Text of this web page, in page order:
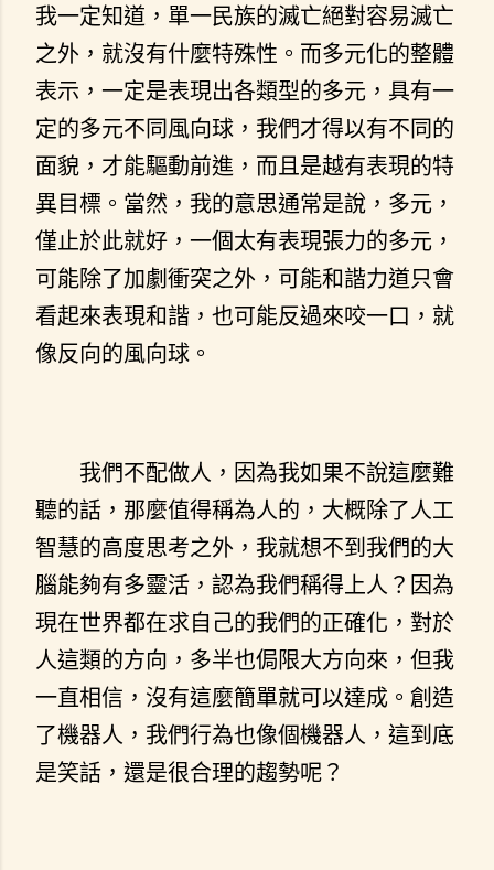
我一定知道，單一民族的滅亡絕對容易滅亡
之外，就沒有什麼特殊性。而多元化的整體
表示，一定是表現出各類型的多元，具有一
定的多元不同風向球，我們才得以有不同的
面貌，才能驅動前進，而且是越有表現的特
異目標。當然，我的意思通常是說，多元，
僅止於此就好，一個太有表現張力的多元，
可能除了加劇衝突之外，可能和諧力道只會
看起來表現和諧，也可能反過來咬一口，就
像反向的風向球。
我們不配做人，因為我如果不說這麼難
聽的話，那麼值得稱為人的，大概除了人工
智慧的高度思考之外，我就想不到我們的大
腦能夠有多靈活，認為我們稱得上人？因為
現在世界都在求自己的我們的正確化，對於
人這類的方向，多半也侷限大方向來，但我
一直相信，沒有這麼簡單就可以達成。創造
了機器人，我們行為也像個機器人，這到底
是笑話，還是很合理的趨勢呢？